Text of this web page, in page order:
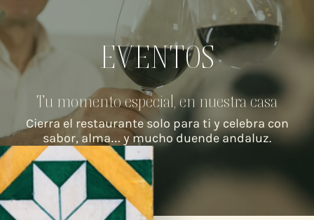
EVENTOS
Tu momento especial, en nuestra casa
Cierra el restaurante solo para ti y celebra con
sabor, alma… y mucho duende andaluz.